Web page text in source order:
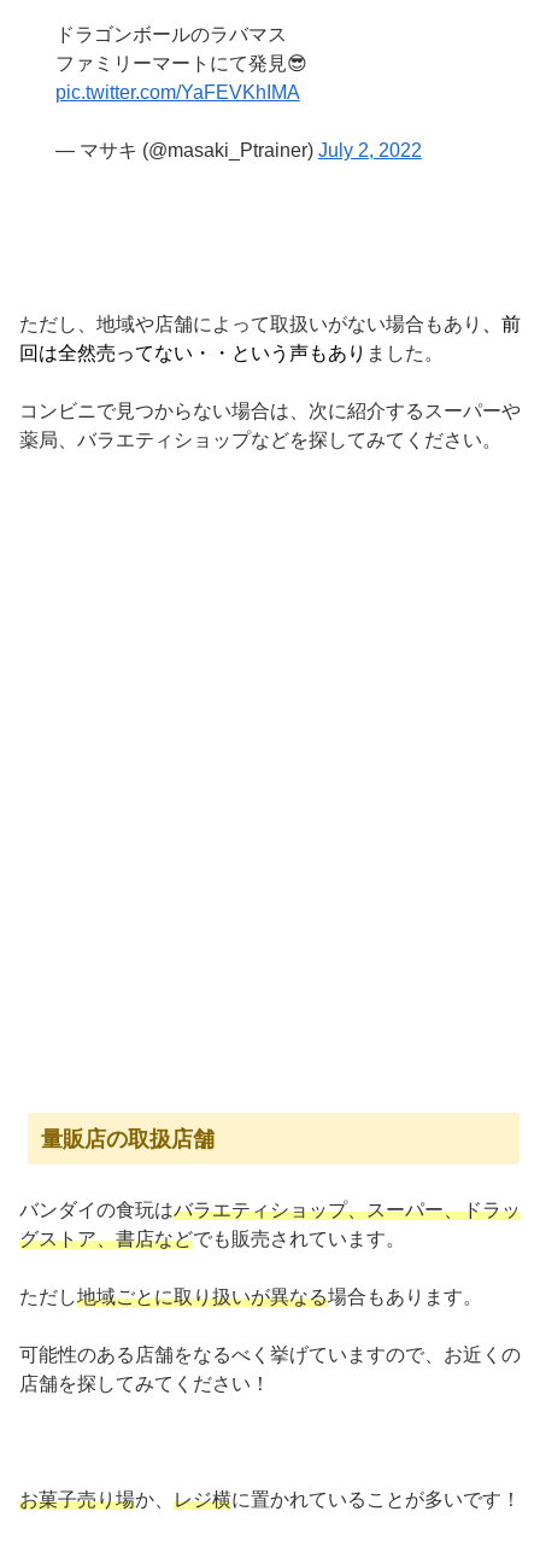
ドラゴンボールのラバマス
ファミリーマートにて発見😎
pic.twitter.com/YaFEVKhIMA
— マサキ (@masaki_Ptrainer) July 2, 2022
ただし、地域や店舗によって取扱いがない場合もあり
、前
回は全然売ってない・・という声もあり ました。
コンビニで見つからない場合は、次に紹介するスーパーや
薬局、バラエティショップなどを探してみてください。
量販店の取扱店舗
バンダイの食玩はバラエティショップ、スーパー、ドラッ
グストア、書店などでも販売されています。
ただし地域ごとに取り扱いが異なる場合もあります。
可能性のある店舗をなるべく挙げていますので、お近くの
店舗を探してみてください！
お菓子売り場か、 レジ横に置かれていることが多いです！